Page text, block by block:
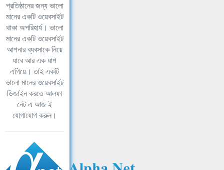
প্রতিষ্ঠানের জন্য ভালো
মানের একটি ওয়েবসাইট
থাকা অপরিহার্য। ভালো
মানের একটি ওয়েবসাইট
আপনার ব্যবসাকে নিয়ে
যাবে আর এক ধাপ
এগিয়ে। তাই একটি
ভালো মানের ওয়েবসাইট
ডিজাইন করতে আলফা
নেট এ আজ ই
যোগাযোগ করুন।